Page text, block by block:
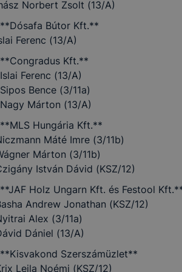
Norbert Zsolt (13/A)
**Dósafa Bútor Kft.**
Ferenc (13/A)
**Congradus Kft.**
Ferenc (13/A)
Bence (3/11a)
Márton (13/A)
**MLS Hungária Kft.**
Máté Imre (3/11b)
Márton (3/11b)
István Dávid (KSZ/12)
**JAF Holz Ungarn Kft. és Festool
Andrew Jonathan (KSZ/12)
Alex (3/11a)
Dániel (13/A)
**Kisvakond Szerszámüzlet**
Leila Noémi (KSZ/12)